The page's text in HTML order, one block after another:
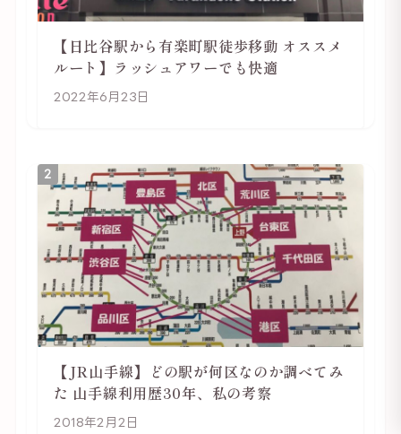
【日比谷駅から有楽町駅徒歩移動 オススメ
ルート】ラッシュアワーでも快適
2022年6月23日
2
【JR山手線】どの駅が何区なのか調べてみ
た 山手線利用歴30年、私の考察
2018年2月2日